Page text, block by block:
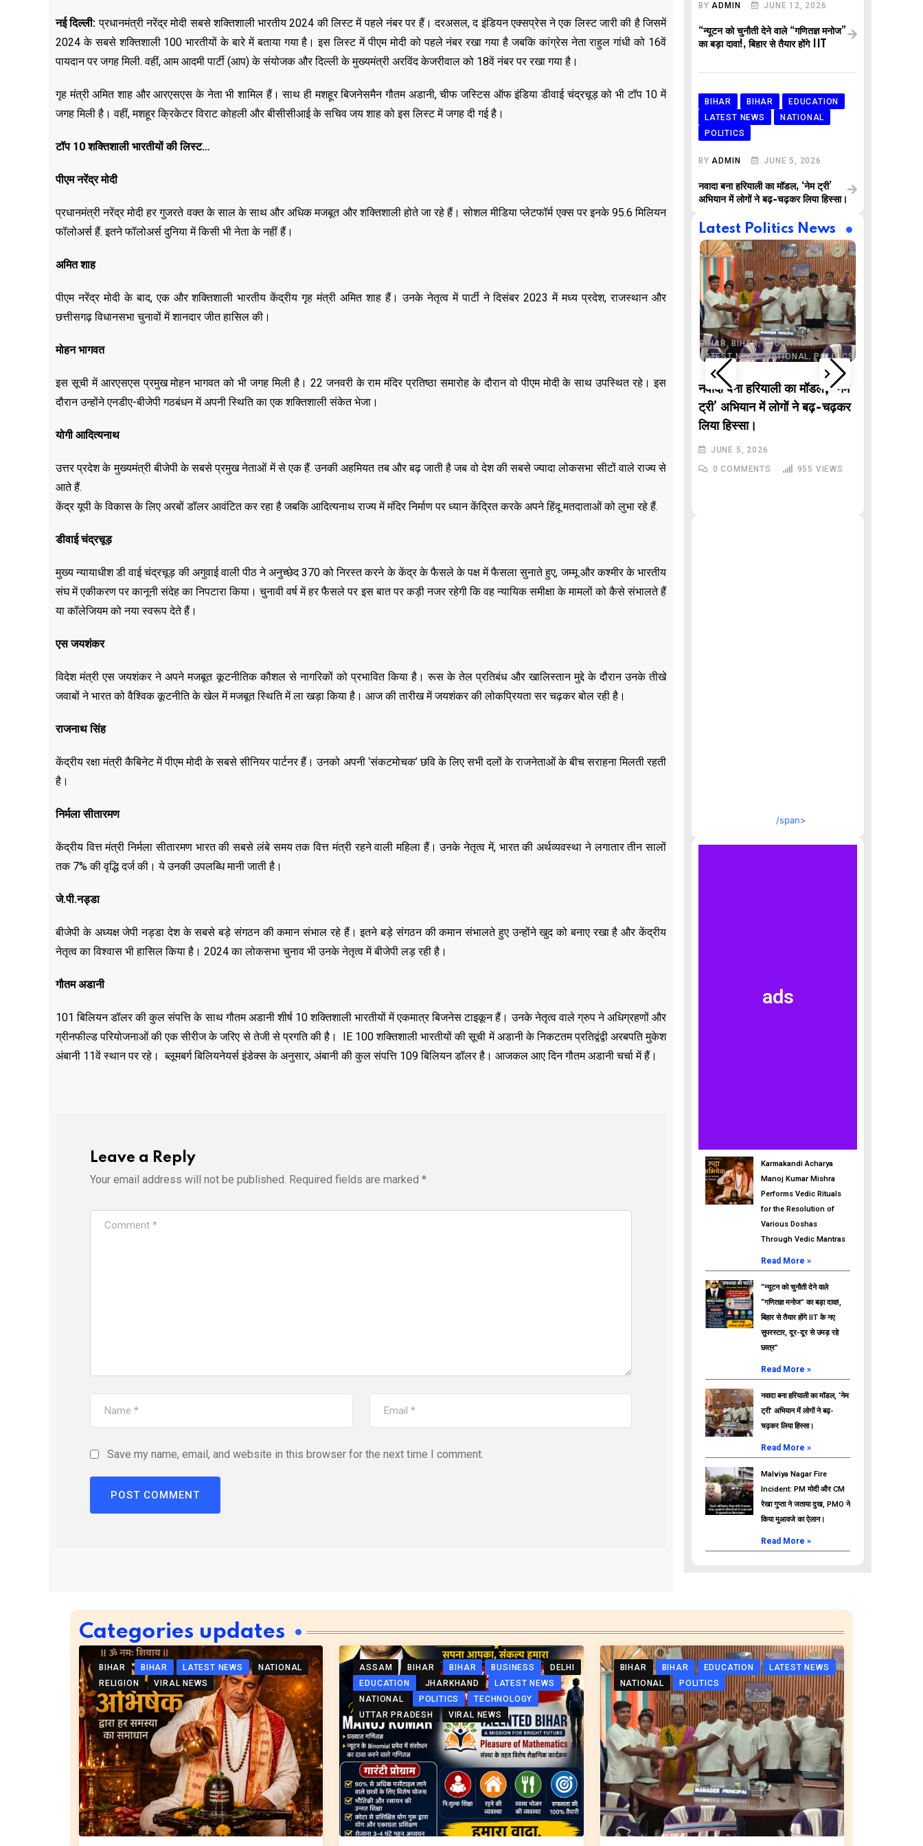
नई दिल्ली: प्रधानमंत्री नरेंद्र मोदी सबसे शक्तिशाली भारतीय 2024 की लिस्ट में पहले नंबर पर हैं। दरअसल, द इंडियन एक्सप्रेस ने एक लिस्ट जारी की है जिसमें
2024 के सबसे शक्तिशाली 100 भारतीयों के बारे में बताया गया है। इस लिस्ट में पीएम मोदी को पहले नंबर रखा गया है जबकि कांग्रेस नेता राहुल गांधी को 16वें
पायदान पर जगह मिली. वहीं, आम आदमी पार्टी (आप) के संयोजक और दिल्ली के मुख्यमंत्री अरविंद केजरीवाल को 18वें नंबर पर रखा गया है।
गृह मंत्री अमित शाह और आरएसएस के नेता भी शामिल हैं। साथ ही मशहूर बिजनेसमैन गौतम अडानी, चीफ जस्टिस ऑफ इंडिया डीवाई चंद्रचूड़ को भी टॉप 10 में
जगह मिली है। वहीं, मशहूर क्रिकेटर विराट कोहली और बीसीसीआई के सचिव जय शाह को इस लिस्ट में जगह दी गई है।
टॉप 10शक्तिशाली भारतीयों की लिस्ट…
पीएम नरेंद्र मोदी
प्रधानमंत्री नरेंद्र मोदी हर गुजरते वक्त के साल के साथ और अधिक मजबूत और शक्तिशाली होते जा रहे हैं। सोशल मीडिया प्लेटफॉर्म एक्स पर इनके 95.6 मिलियन
फॉलोअर्स हैं. इतने फॉलोअर्स दुनिया में किसी भी नेता के नहीं हैं।
अमित शाह
पीएम नरेंद्र मोदी के बाद, एक और शक्तिशाली भारतीय केंद्रीय गृह मंत्री अमित शाह हैं। उनके नेतृत्व में पार्टी ने दिसंबर 2023 में मध्य प्रदेश, राजस्थान और
छत्तीसगढ़ विधानसभा चुनावों में शानदार जीत हासिल की।
मोहन भागवत
इस सूची में आरएसएस प्रमुख मोहन भागवत को भी जगह मिली है। 22 जनवरी के राम मंदिर प्रतिष्ठा समारोह के दौरान वो पीएम मोदी के साथ उपस्थित रहे। इस
दौरान उन्होंने एनडीए-बीजेपी गठबंधन में अपनी स्थिति का एक शक्तिशाली संकेत भेजा।
योगी आदित्यनाथ
उत्तर प्रदेश के मुख्यमंत्री बीजेपी के सबसे प्रमुख नेताओं में से एक हैं. उनकी अहमियत तब और बढ़ जाती है जब वो देश की सबसे ज्यादा लोकसभा सीटों वाले राज्य से
आते हैं.
केंद्र यूपी के विकास के लिए अरबों डॉलर आवंटित कर रहा है जबकि आदित्यनाथ राज्य में मंदिर निर्माण पर ध्यान केंद्रित करके अपने हिंदू मतदाताओं को लुभा रहे हैं.
डीवाई चंद्रचूड़
मुख्य न्यायाधीश डी वाई चंद्रचूड़ की अगुवाई वाली पीठ ने अनुच्छेद 370 को निरस्त करने के केंद्र के फैसले के पक्ष में फैसला सुनाते हुए, जम्मू और कश्मीर के भारतीय
संघ में एकीकरण पर कानूनी संदेह का निपटारा किया। चुनावी वर्ष में हर फैसले पर इस बात पर कड़ी नजर रहेगी कि वह न्यायिक समीक्षा के मामलों को कैसे संभालते हैं
या कॉलेजियम को नया स्वरूप देते हैं।
एस जयशंकर
विदेश मंत्री एस जयशंकर ने अपने मजबूत कूटनीतिक कौशल से नागरिकों को प्रभावित किया है। रूस के तेल प्रतिबंध और खालिस्तान मुद्दे के दौरान उनके तीखे
जवाबों ने भारत को वैश्विक कूटनीति के खेल में मजबूत स्थिति में ला खड़ा किया है। आज की तारीख में जयशंकर की लोकप्रियता सर चढ़कर बोल रही है।
राजनाथ सिंह
केंद्रीय रक्षा मंत्री कैबिनेट में पीएम मोदी के सबसे सीनियर पार्टनर हैं। उनको अपनी ‘संकटमोचक’ छवि के लिए सभी दलों के राजनेताओं के बीच सराहना मिलती रहती
है।
निर्मला सीतारमण
केंद्रीय वित्त मंत्री निर्मला सीतारमण भारत की सबसे लंबे समय तक वित्त मंत्री रहने वाली महिला हैं। उनके नेतृत्व में, भारत की अर्थव्यवस्था ने लगातार तीन सालों
तक 7% की वृद्धि दर्ज की। ये उनकी उपलब्धि मानी जाती है।
जे.पी.नड्डा
बीजेपी के अध्यक्ष जेपी नड्डा देश के सबसे बड़े संगठन की कमान संभाल रहे हैं। इतने बड़े संगठन की कमान संभालते हुए उन्होंने खुद को बनाए रखा है और केंद्रीय
नेतृत्व का विश्वास भी हासिल किया है। 2024 का लोकसभा चुनाव भी उनके नेतृत्व में बीजेपी लड़ रही है।
गौतम अडानी
101 बिलियन डॉलर की कुल संपत्ति के साथ गौतम अडानी शीर्ष 10 शक्तिशाली भारतीयों में एकमात्र बिजनेस टाइकून हैं। उनके नेतृत्व वाले ग्रुप ने अधिग्रहणों और
ग्रीनफील्ड परियोजनाओं की एक सीरीज के जरिए से तेजी से प्रगति की है। IE 100 शक्तिशाली भारतीयों की सूची में अडानी के निकटतम प्रतिद्वंद्वी अरबपति मुकेश
अंबानी 11वें स्थान पर रहे। ब्लूमबर्ग बिलियनेयर्स इंडेक्स के अनुसार, अंबानी की कुल संपत्ति 109 बिलियन डॉलर है। आजकल आए दिन गौतम अडानी चर्चा में हैं।
Leave a Reply
Your email address will not be published. Required fields are marked *
Save my name, email, and website in this browser for the next time I comment.
BYADMIN JUNE 12, 2026
“न्यूटन को चुनौती देने वाले “गणितज्ञ मनोज”
का बड़ा दावा!, बिहार से तैयार होंगे IIT
BIHAR BIHAR
EDUCATION
LATEST NEWS
NATIONAL
POLITICS
BYADMIN JUNE 5, 2026
नवादा बना हरियाली का मॉडल, ‘नेम ट्री’
अभियान में लोगों ने बढ़-चढ़कर लिया हिस्सा।
Latest Politics News
POLITICS
COMMENTS VIEWS
ASSAM , BIHAR,BIHAR, BUSINESS
“न्यूटन को चुनौती देने वाले “गणितज्ञ
0COMMENTS 996VIEWS
BIHAR,BIHAR,EDUCATION,
LATEST NEWS,NATIONAL,POLITICS
नवादा बना हरियाली का मॉडल, ‘नेम
ट्री’ अभियान में लोगों ने बढ़-चढ़कर
लिया हिस्सा।
JUNE 5, 2026
0 COMMENTS 955 VIEWS
/span>
ads
Karmakandi Acharya
Manoj Kumar Mishra
Performs Vedic Rituals
for the Resolution of
Various Doshas
Through Vedic Mantras
Read More »
“न्यूटन को चुनौती देने वाले
“गणितज्ञ मनोज” का बड़ा दावा!,
बिहार से तैयार होंगे IIT के नए
सुपरस्टार, दूर-दूर से उमड़ रहे
छात्र”
Read More »
नवादा बना हरियाली का मॉडल, ‘नेम
ट्री’ अभियान में लोगों ने बढ़-
चढ़कर लिया हिस्सा।
Read More »
Malviya Nagar Fire
Incident: PM मोदी और CM
रेखा गुप्ता ने जताया दुख, PMO ने
किया मुआवजे का ऐलान।
Read More »
Categories updates
BIHAR BIHAR LATEST NEWS
NATIONAL
RELIGION
VIRAL NEWS
ASSAM BIHAR BIHAR BUSINESS
DELHI
EDUCATION
JHARKHAND
LATEST NEWS
NATIONAL
POLITICS
TECHNOLOGY
UTTAR PRADESH
VIRAL NEWS
BIHAR BIHAR EDUCATION
LATEST NEWS
NATIONAL
POLITICS